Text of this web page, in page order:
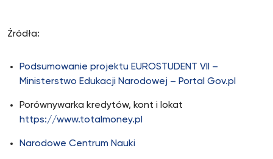
Źródła:
Podsumowanie projektu EUROSTUDENT VII –
Ministerstwo Edukacji Narodowej – Portal Gov.pl
Porównywarka kredytów, kont i lokat
https://www.totalmoney.pl
Narodowe Centrum Nauki